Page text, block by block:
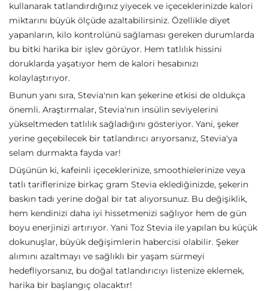
kullanarak tatlandırdığınız yiyecek ve içeceklerinizde kalori
miktarını büyük ölçüde azaltabilirsiniz. Özellikle diyet
yapanların, kilo kontrolünü sağlaması gereken durumlarda
bu bitki harika bir işlev görüyor. Hem tatlılık hissini
doruklarda yaşatıyor hem de kalori hesabınızı
kolaylaştırıyor.
Bunun yanı sıra, Stevia'nın kan şekerine etkisi de oldukça
önemli. Araştırmalar, Stevia'nın insülin seviyelerini
yükseltmeden tatlılık sağladığını gösteriyor. Yani, şeker
yerine geçebilecek bir tatlandırıcı arıyorsanız, Stevia'ya
selam durmakta fayda var!
Düşünün ki, kafeinli içeceklerinize, smoothielerinize veya
tatlı tariflerinize birkaç gram Stevia eklediğinizde, şekerin
baskın tadı yerine doğal bir tat alıyorsunuz. Bu değişiklik,
hem kendinizi daha iyi hissetmenizi sağlıyor hem de gün
boyu enerjinizi artırıyor. Yani Toz Stevia ile yapılan bu küçük
dokunuşlar, büyük değişimlerin habercisi olabilir. Şeker
alımını azaltmayı ve sağlıklı bir yaşam sürmeyi
hedefliyorsanız, bu doğal tatlandırıcıyı listenize eklemek,
harika bir başlangıç olacaktır!